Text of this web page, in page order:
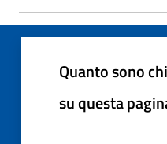
Quanto sono
su questa